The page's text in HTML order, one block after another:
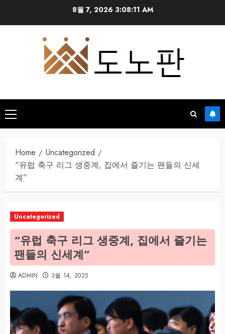
8월 7, 2026 3:08:12 AM
Primary
Menu
Home
Uncategorized
“유럽 축구 리그 생중계, 집에서 즐기는 팬들의 신세
계”
Uncategorized
“유럽 축구 리그 생중계, 집에서 즐기는
팬들의 신세계”
ADMIN 3월 14, 2025